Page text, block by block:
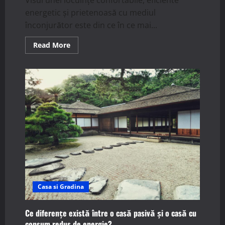
energetic și prietenoasă cu mediul
înconjurător este din ce în ce mai...
Read MoreRead
more
influențează
arhitectura
bioclimatică
eficiența
unei
case
pasive?
Casa si Gradina
Ce diferențe există între o casă pasivă și o casă cu